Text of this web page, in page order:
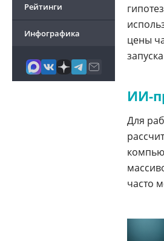
Рейтинги
Инфографика
цены
ИИ-
Для
часто